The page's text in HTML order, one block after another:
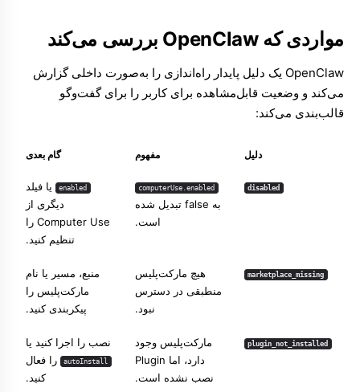
مواردی که OpenClaw بررسی می‌کند
OpenClaw یک دلیل پایدار راه‌اندازی را به‌صورت داخلی گزارش
می‌کند و وضعیت قابل‌مشاهده برای کاربر را برای گفت‌وگو
قالب‌بندی می‌کند:
دلیل مفهوم گام بعدی
disabled
computerUse.enabled
به false تبدیل شده
است.
enabled
یا فیلد
دیگری از
Computer Use را
تنظیم کنید.
marketplace_missing
هیچ مارکت‌پلیس
منطبقی در دسترس
نبود.
منبع، مسیر یا نام
مارکت‌پلیس را
پیکربندی کنید.
plugin_not_installed
مارکت‌پلیس وجود
دارد، اما Plugin
نصب نشده است.
نصب را اجرا کنید یا
autoInstall
را فعال
کنید.